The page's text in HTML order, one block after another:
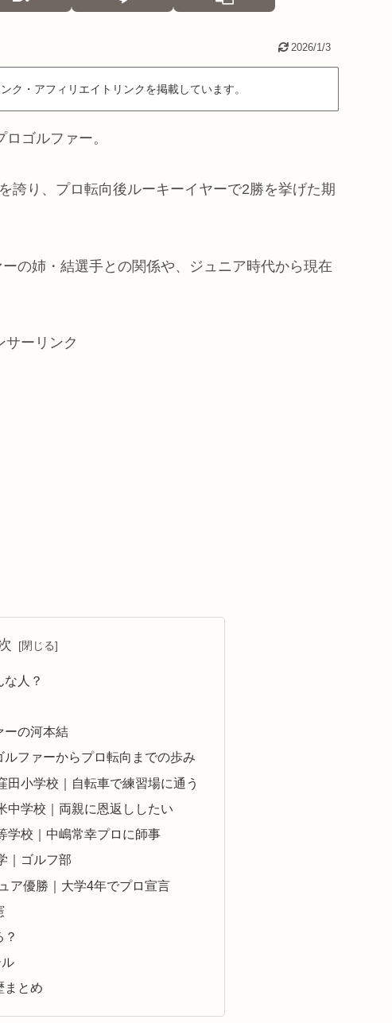
2026/1/3
ク・アフィリエイトリンクを掲載しています。
ゴルファー。
誇り、プロ転向後ルーキーイヤーで2勝を挙げた期
の姉・結選手との関係や、ジュニア時代から現在
サーリンク
人？
ーの河本結
ファーからプロ転向までの歩み
田小学校｜自転車で練習場に通う
中学校｜両親に恩返ししたい
学校｜中嶋常幸プロに師事
｜ゴルフ部
ア優勝｜大学4年でプロ宣言
まとめ